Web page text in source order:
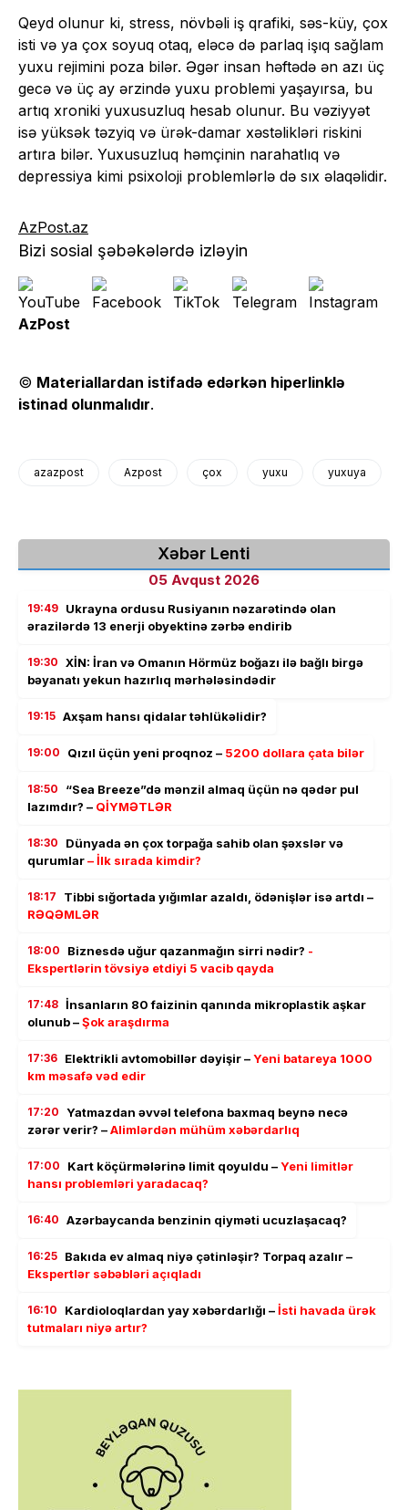
Qeyd olunur ki, stress, növbəli iş qrafiki, səs-küy, çox
isti və ya çox soyuq otaq, eləcə də parlaq işıq sağlam
yuxu rejimini poza bilər. Əgər insan həftədə ən azı üç
gecə və üç ay ərzində yuxu problemi yaşayırsa, bu
artıq xroniki yuxusuzluq hesab olunur. Bu vəziyyət
isə yüksək təzyiq və ürək-damar xəstəlikləri riskini
artıra bilər. Yuxusuzluq həmçinin narahatlıq və
depressiya kimi psixoloji problemlərlə də sıx əlaqəlidir.
AzPost.az
Bizi sosial şəbəkələrdə izləyin
AzPost
© Materiallardan istifadə edərkən hiperlinklə
istinad olunmalıdır.
azazpost Azpost çox yuxu yuxuya
Xəbər Lenti
05 Avqust 2026
19:49 Ukrayna ordusu Rusiyanın nəzarətində olan
ərazilərdə 13 enerji obyektinə zərbə endirib
19:30 XİN: İran və Omanın Hörmüz boğazı ilə bağlı birgə
bəyanatı yekun hazırlıq mərhələsindədir
19:15 Axşam hansı qidalar təhlükəlidir?
19:00 Qızıl üçün yeni proqnoz – 5200 dollara çata bilər
18:50
“Sea Breeze”də mənzil almaq üçün nə qədər pul
lazımdır? – QİYMƏTLƏR
18:30
Dünyada ən çox torpağa sahib olan şəxslər və
qurumlar– İlk sırada kimdir?
18:17
Tibbi sığortada yığımlar azaldı, ödənişlər isə artdı –
RƏQƏMLƏR
18:00 Biznesdə uğur qazanmağın sirri nədir? -
Ekspertlərin tövsiyə etdiyi 5 vacib qayda
17:48 İnsanların 80 faizinin qanında mikroplastik aşkar
olunub –Şok araşdırma
17:36 Elektrikli avtomobillər dəyişir –Yeni batareya 1000
km məsafə vəd edir
17:20 Yatmazdan əvvəl telefona baxmaq beynə necə
zərər verir? –Alimlərdən mühüm xəbərdarlıq
17:00 Kart köçürmələrinə limit qoyuldu –Yeni limitlər
hansı problemləri yaradacaq?
16:40 Azərbaycanda benzinin qiyməti ucuzlaşacaq?
16:25 Bakıda ev almaq niyə çətinləşir? Torpaq azalır –
Ekspertlər səbəbləri açıqladı
16:10 Kardioloqlardan yay xəbərdarlığı –İsti havada ürək
tutmaları niyə artır?